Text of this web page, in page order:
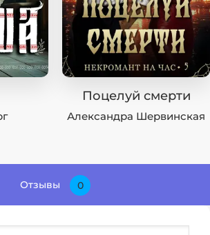
Поцелуй смерти
Александра Шервинская
Отзывы 0